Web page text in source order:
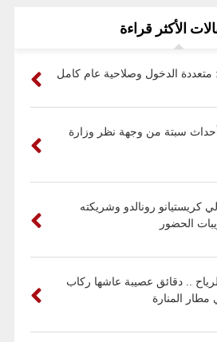
الأكثر قراءة
متعددة الدخول وصلاحية عام كامل
سبتة من وجهة نظر وزارة
كريستيانو رونالدو وشريكته
الحضور
.. دقائق عصيبة عاشها ركاب
المنارة